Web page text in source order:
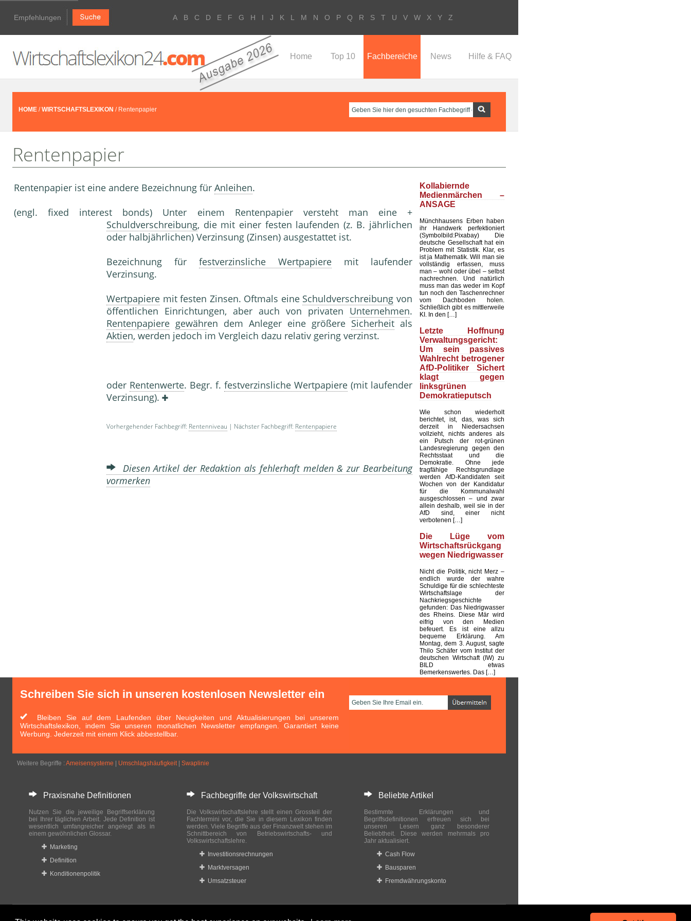
Empfehlungen A B C D E F G H I J K L M N O P Q R S T U V W X Y Z
Home Top 10 Fachbereiche News Hilfe & FAQ
HOME /WIRTSCHAFTSLEXIKON / Rentenpapier
Rentenpapier
Rentenpapier ist eine andere Bezeichnung für Anleihen.
(engl. fixed interest bonds) Unter einem Rentenpapier versteht man eine +
Schuldverschreibung, die mit einer festen laufenden (z. B. jährlichen
oder halbjährlichen) Verzinsung (Zinsen) ausgestattet ist.
Bezeichnung für festverzinsliche Wertpapiere mit laufender
Verzinsung.
Wertpapiere mit festen Zinsen. Oftmals eine Schuldverschreibung von
öffentlichen Einrichtungen, aber auch von privaten Unternehmen.
Rentenpapiere gewähren dem Anleger eine größere Sicherheit als
Aktien, werden jedoch im Vergleich dazu relativ gering verzinst.
oder Rentenwerte. Begr. f. festverzinsliche Wertpapiere (mit laufender
Verzinsung).
Vorhergehender Fachbegriff: Rentenniveau | Nächster Fachbegriff: Rentenpapiere
Diesen Artikel der Redaktion als fehlerhaft melden & zur Bearbeitung
vormerken
Kollabiernde
Medienmärchen –
ANSAGE
Münchhausens Erben haben
ihr Handwerk perfektioniert
(Symbolbild:Pixabay) Die
deutsche Gesellschaft hat ein
Problem mit Statistik. Klar, es
ist ja Mathematik. Will man sie
vollständig erfassen, muss
man – wohl oder übel – selbst
nachrechnen. Und natürlich
muss man das weder im Kopf
tun noch den Taschenrechner
vom Dachboden holen.
Schließlich gibt es mittlerweile
KI. In den […]
Letzte Hoffnung
Verwaltungsgericht:
Um sein passives
Wahlrecht betrogener
AfD-Politiker Sichert
klagt gegen
linksgrünen
Demokratieputsch
Wie schon wiederholt
berichtet, ist, das, was sich
derzeit in Niedersachsen
vollzieht, nichts anderes als
ein Putsch der rot-grünen
Landesregierung gegen den
Rechtsstaat und die
Demokratie. Ohne jede
tragfähige Rechtsgrundlage
werden AfD-Kandidaten seit
Wochen von der Kandidatur
für die Kommunalwahl
ausgeschlossen – und zwar
allein deshalb, weil sie in der
AfD sind, einer nicht
verbotenen […]
Die Lüge vom
Wirtschaftsrückgang
wegen Niedrigwasser
Nicht die Politik, nicht Merz –
endlich wurde der wahre
Schuldige für die schlechteste
Wirtschaftslage der
Nachkriegsgeschichte
gefunden: Das Niedrigwasser
des Rheins. Diese Mär wird
eifrig von den Medien
befeuert. Es ist eine allzu
bequeme Erklärung. Am
Montag, dem 3. August, sagte
Thilo Schäfer vom Institut der
deutschen Wirtschaft (IW) zu
BILD etwas
Bemerkenswertes. Das […]
Schreiben Sie sich in unseren kostenlosen Newsletter ein
Bleiben Sie auf dem Laufenden über Neuigkeiten und Aktualisierungen bei unserem
Wirtschaftslexikon, indem Sie unseren monatlichen Newsletter empfangen. Garantiert keine
Werbung. Jederzeit mit einem Klick abbestellbar.
Weitere Begriffe : Ameisensysteme Umschlagshäufigkeit| Swaplinie
Praxisnahe Definitionen
Nutzen Sie die jeweilige Begriffserklärung
bei Ihrer täglichen Arbeit. Jede Definition ist
wesentlich umfangreicher angelegt als in
einem gewöhnlichen Glossar.
Marketing
Definition
Konditionenpolitik
Fachbegriffe der Volkswirtschaft
Die Volkswirtschaftslehre stellt einen Grossteil der
Fachtermini vor, die Sie in diesem Lexikon finden
werden. Viele Begriffe aus der Finanzwelt stehen im
Schnittbereich von Betriebswirtschafts- und
Volkswirtschaftslehre.
Investitionsrechnungen
Marktversagen
Umsatzsteuer
Beliebte Artikel
Bestimmte Erklärungen und
Begriffsdefinitionen erfreuen sich bei
unseren Lesern ganz besonderer
Beliebtheit. Diese werden mehrmals pro
Jahr aktualisiert.
Cash Flow
Bausparen
Fremdwährungskonto